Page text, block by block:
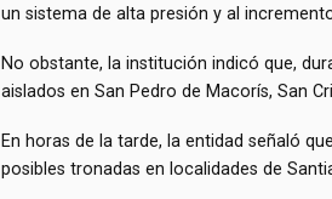
un sistema de alta presión y al
No obstante, la institución indicó que,
aislados en San Pedro de Macorís, San
En horas de la tarde, la entidad señaló
posibles tronadas en localidades de